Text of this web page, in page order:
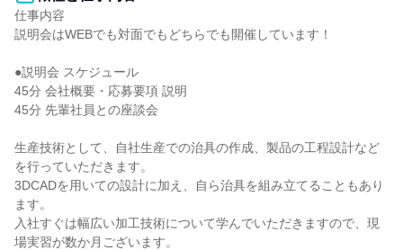
仕事内容
説明会はWEBでも対面でもどちらでも開催しています！
●説明会 スケジュール
45分 会社概要・応募要項 説明
45分 先輩社員との座談会
生産技術として、自社生産での治具の作成、製品の工程設計など
を行っていただきます。
3DCADを用いての設計に加え、自ら治具を組み立てることもあり
ます。
入社すぐは幅広い加工技術について学んでいただきますので、現
場実習が数か月ございます。